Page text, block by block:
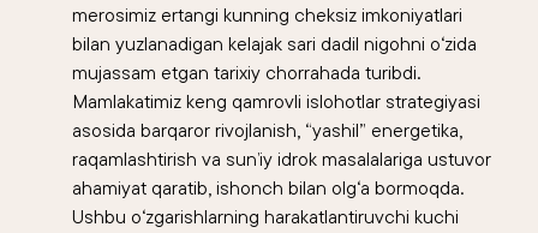
merosimiz ertangi kunning cheksiz imkoniyatlari
bilan yuzlanadigan kelajak sari dadil nigohni o‘zida
mujassam etgan tarixiy chorrahada turibdi.
Mamlakatimiz keng qamrovli islohotlar strategiyasi
asosida barqaror rivojlanish, “yashil” energetika,
raqamlashtirish va sunʼiy idrok masalalariga ustuvor
ahamiyat qaratib, ishonch bilan olg‘a bormoqda.
Ushbu o‘zgarishlarning harakatlantiruvchi kuchi